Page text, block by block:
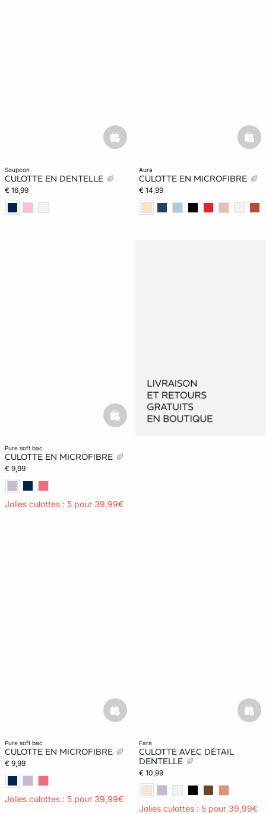
soupcon
CULOTTE EN DENTELLE
€ 16,99
basketfull
aura
CULOTTE EN MICROFIBRE
€ 14,99
pure soft bac
CULOTTE EN MICROFIBRE
€ 9,99
Jolies culottes : 5 pour 39,99€
basketfull
pure soft bac
CULOTTE EN MICROFIBRE
€ 9,99
Jolies culottes : 5 pour 39,99€
basketfull
fara
CULOTTE AVEC DÉTAIL
DENTELLE
€ 10,99
Jolies culottes : 5 pour 39,99€